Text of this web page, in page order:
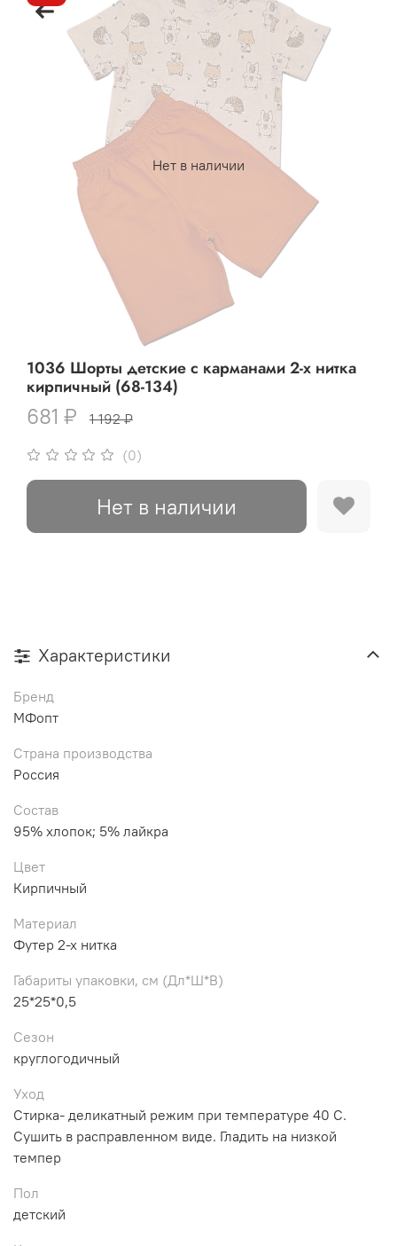
Нет в наличии
(0)
1036 Шорты детские с карманами 2-х нитка
кирпичный (68-134)
681 ₽ 1 192 ₽
Нет в наличии
Характеристики
Бренд
МФопт
Страна производства
Россия
Состав
95% хлопок; 5% лайкра
Цвет
Кирпичный
Материал
Футер 2-х нитка
Габариты упаковки, см (Дл*Ш*В)
25*25*0,5
Сезон
круглогодичный
Уход
Стирка- деликатный режим при температуре 40 С.
Сушить в расправленном виде. Гладить на низкой
темпер
Пол
детский